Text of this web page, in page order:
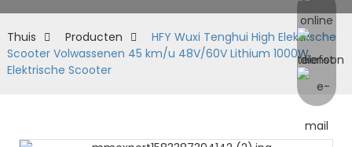
Thuis Producten
HFY Wuxi Tenghui High Elektrische
Scooter Volwassenen 45 km/u 48V/60V Lithium 1000W
Elektrische Scooter